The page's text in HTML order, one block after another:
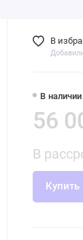
В наличии
56
В
Купить
В